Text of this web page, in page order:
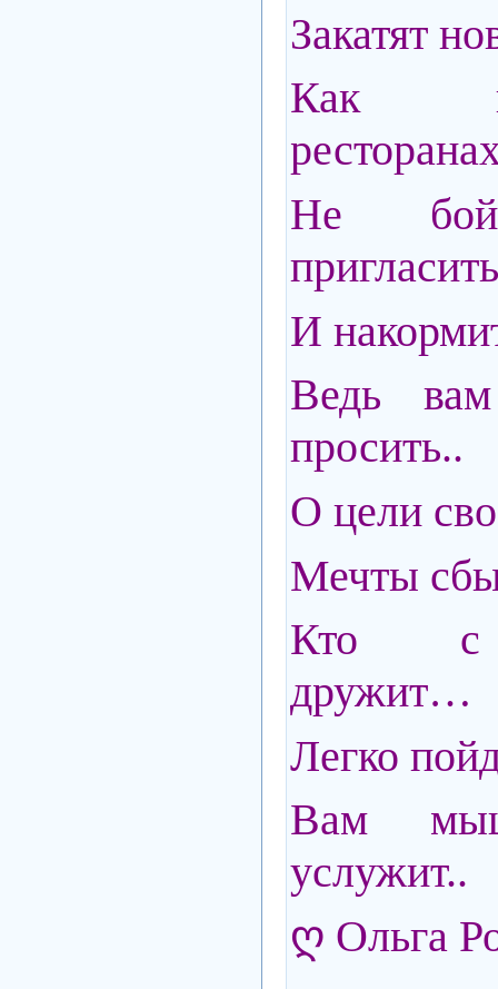
Закатят
Как
Не
И
Ведь
просить..
О цели
Мечты
Кто с
дружит…
Легко
Вам
услужит..
ღ Ольга